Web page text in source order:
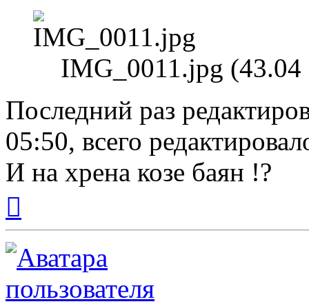
IMG_0011.jpg
Последний раз
05:50, всего
И на хрена козе баян !?
началу